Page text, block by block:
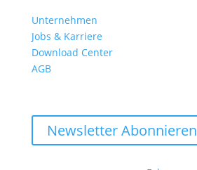
Unternehmen
Jobs & Karriere
Download Center
AGB
Newsletter Abonnieren